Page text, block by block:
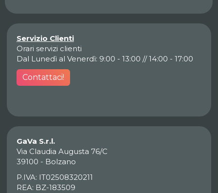
Servizio Clienti
Orari servizi clienti
Dal Lunedì al Venerdì: 9:00 - 13:00 // 14:00 - 17:00
Contattaci!
GaVa S.r.l.
Via Claudia Augusta 76/C
39100 - Bolzano
P.IVA: IT02508320211
REA: BZ-183509